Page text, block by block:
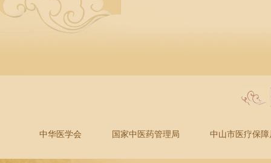
中华医学会 国家中医药管理局 中山市医疗保障